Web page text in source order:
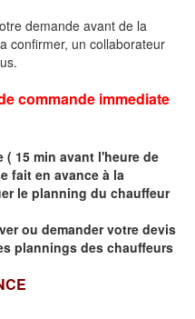
demande avant de la
confirmer, un collaborateur
commande immediate
( 15 min avant l'heure de
fait en avance à la
le planning du chauffeur
ou demandervotre devis
plannings des chauffeurs